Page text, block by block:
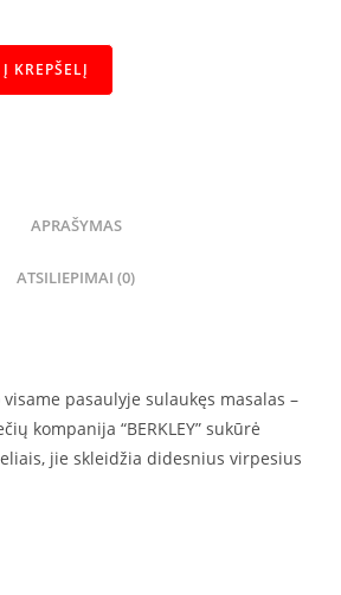
Į KREPŠELĮ
APRAŠYMAS
ATSILIEPIMAI (0)
pasaulyje sulaukęs masalas –
kompanija “BERKLEY” sukūrė
jie skleidžia didesnius virpesius